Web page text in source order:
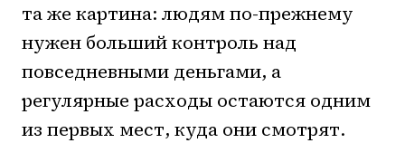
та же картина: людям по-прежнему
нужен больший контроль над
повседневными деньгами, а
регулярные расходы остаются одним
из первых мест, куда они смотрят.